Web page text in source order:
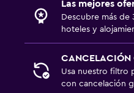
Las mejores
Descubre más de
hoteles y
CANCELACIÓN
Usa nuestro filtro
con cancelación